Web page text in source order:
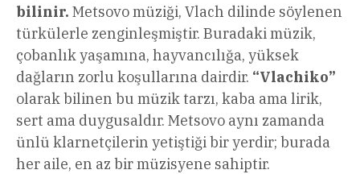
bilinir. Metsovo müziği, Vlach dilinde söylenen
türkülerle zenginleşmiştir. Buradaki müzik,
çobanlık yaşamına, hayvancılığa, yüksek
dağların zorlu koşullarına dairdir. “Vlachiko”
olarak bilinen bu müzik tarzı, kaba ama lirik,
sert ama duygusaldır. Metsovo aynı zamanda
ünlü klarnetçilerin yetiştiği bir yerdir; burada
her aile, en az bir müzisyene sahiptir.